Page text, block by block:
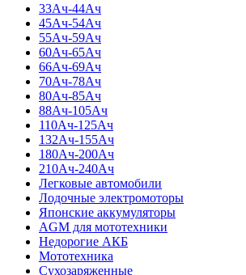
33Ач-44Ач
45Ач-54Ач
55Ач-59Ач
60Ач-65Ач
66Ач-69Ач
70Ач-78Ач
80Ач-85Ач
88Ач-105Ач
110Ач-125Ач
132Ач-155Ач
180Ач-200Ач
210Ач-240Ач
Легковые автомобили
Лодочные электромоторы
Японские аккумуляторы
AGM для мототехники
Недорогие АКБ
Мототехника
Сухозаряженные